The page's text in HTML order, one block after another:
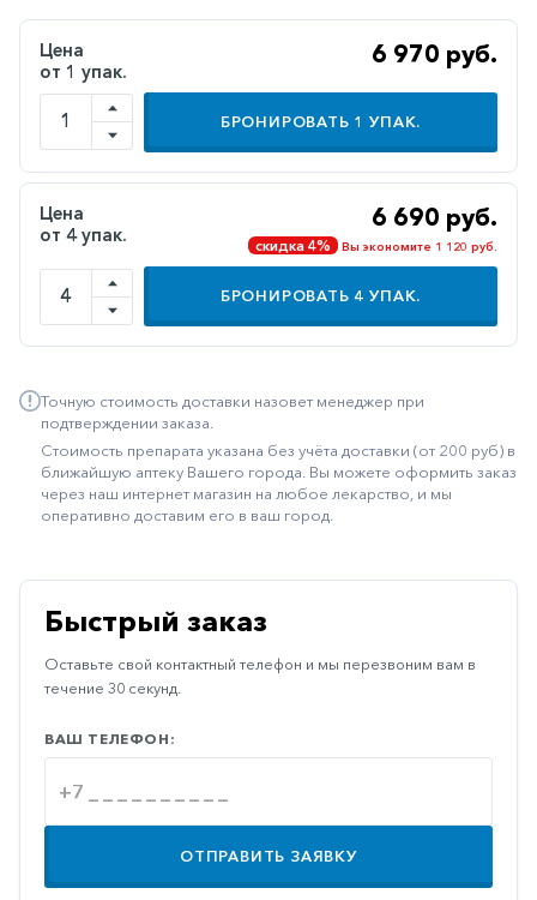
Желудочно-
кишечные
Иммунодепрессанты
Иммуностимуляторы
Климактерические
Метаболизм
Минеральный
обмен
Наружные
средства
Неврологические
Остеопороз
Офтальмология
Паркинсон
Противовирусные
Противовоспалительные
Противогрибковые
Противоопухолевые
Противоподагрические
Противорвотные
Цена
от 1 упак.
6 970 руб.
БРОНИРОВАТЬ 1 УПАК.
Цена
от 4 упак.
6 690 руб.
скидка 4% Вы экономите 1 120 руб.
БРОНИРОВАТЬ4 УПАК.
Точную стоимость доставки назовет менеджер при
подтверждении заказа.
Стоимость препарата указана без учёта доставки (от 200 руб) в
ближайшую аптеку Вашего города. Вы можете оформить заказ
через наш интернет магазин на любое лекарство, и мы
оперативно доставим его в ваш город.
Быстрый заказ
Оставьте свой контактный телефон и мы перезвоним вам в
течение 30 секунд.
ВАШ ТЕЛЕФОН:
ОТПРАВИТЬ ЗАЯВКУ